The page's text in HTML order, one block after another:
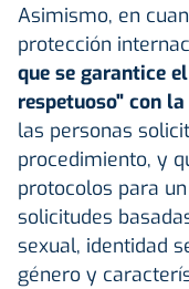
Asimismo, en
protección
que se garantice
respetuoso" con
las personas
procedimiento, y
protocolos para
solicitudes
sexual, identidad
género y